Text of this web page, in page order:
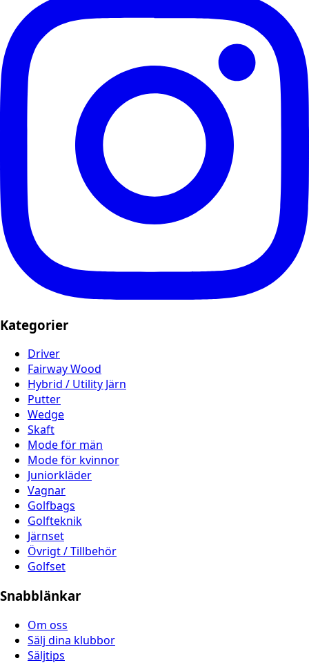
Kategorier
Driver
Fairway Wood
Hybrid / Utility Järn
Putter
Wedge
Skaft
Mode för män
Mode för kvinnor
Juniorkläder
Vagnar
Golfbags
Golfteknik
Järnset
Övrigt / Tillbehör
Golfset
Snabblänkar
Om oss
Sälj dina klubbor
Säljtips